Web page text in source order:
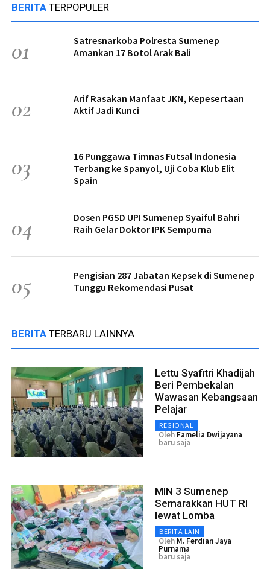
BERITA TERPOPULER
01
Satresnarkoba Polresta Sumenep
Amankan 17 Botol Arak Bali
02
Arif Rasakan Manfaat JKN, Kepesertaan
Aktif Jadi Kunci
03
16 Punggawa Timnas Futsal Indonesia
Terbang ke Spanyol, Uji Coba Klub Elit
Spain
04
Dosen PGSD UPI Sumenep Syaiful Bahri
Raih Gelar Doktor IPK Sempurna
05
Pengisian 287 Jabatan Kepsek di Sumenep
Tunggu Rekomendasi Pusat
BERITA TERBARU LAINNYA
Lettu Syafitri Khadijah
Beri Pembekalan
Wawasan Kebangsaan
Pelajar
REGIONAL
Oleh Famelia Dwijayana
baru saja
MIN 3 Sumenep
Semarakkan HUT RI
lewat Lomba
BERITA LAIN
Oleh M. Ferdian Jaya
Purnama
baru saja